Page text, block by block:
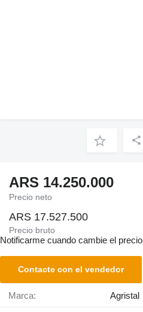
ARS 14.250.000
Precio neto
ARS 17.527.500
Precio bruto
Notificarme cuando cambie el precio
Contacte con el vendedor
Marca: Agristal